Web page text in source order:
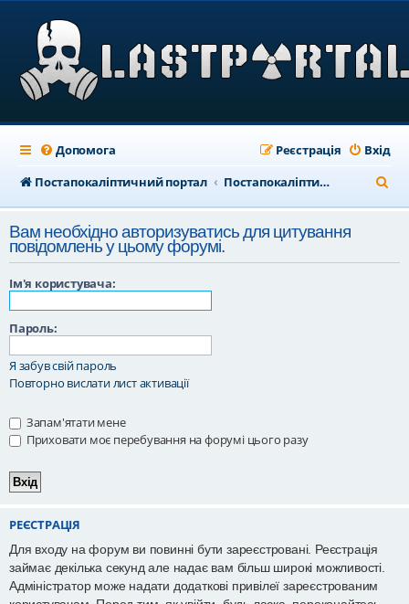
Допомога Вхід
Реєстрація
Постапокаліптичний портал
Постапокаліптичний форум
о
у
Вам необхідно авторизуватись для цитування
повідомлень у цьому форумі.
Ім'я користувача:
Пароль:
Я забув свій пароль
Повторно вислати лист активації
Запам'ятати мене
Приховати моє перебування на форумі цього разу
РЕЄСТРАЦІЯ
Для входу на форум ви повинні бути зареєстровані. Реєстрація
займає декілька секунд але надає вам більш широкі можливості.
Адміністратор може надати додаткові привілеї зареєстрованим